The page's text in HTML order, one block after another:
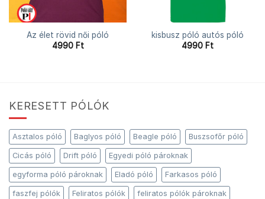
Az élet rövid női póló
4990 Ft
kisbusz póló autós póló
4990 Ft
KERESETT PÓLÓK
Asztalos póló Baglyos póló Beagle póló Buszsofőr póló
Cicás póló Drift póló Egyedi póló pároknak
egyforma póló pároknak Eladó póló Farkasos póló
faszfej pólók Feliratos pólók feliratos pólók pároknak